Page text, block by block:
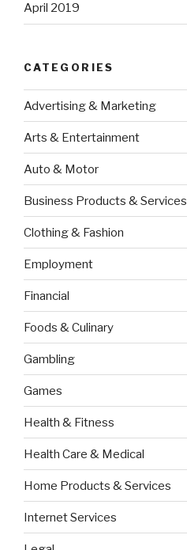
April 2019
CATEGORIES
Advertising & Marketing
Arts & Entertainment
Auto & Motor
Business Products & Services
Clothing & Fashion
Employment
Financial
Foods & Culinary
Gambling
Games
Health & Fitness
Health Care & Medical
Home Products & Services
Internet Services